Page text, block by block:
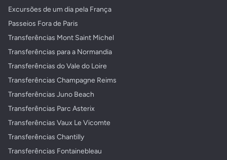
Excursões de um dia pela França
Passeios Fora de Paris
Transferências Mont Saint Michel
Transferências para a Normandia
Transferências do Vale do Loire
Transferências Champagne Reims
Transferências Juno Beach
Transferências Parc Asterix
Transferências Vaux Le Vicomte
Transferências Chantilly
Transferências Fontainebleau